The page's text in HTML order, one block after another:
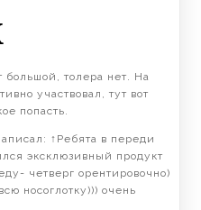
толера нет. На
участвовал, тут вот
попасть.
↑Ребята в переди
эксклюзивный продукт
четверг орентировочно)
носоглотку))) очень